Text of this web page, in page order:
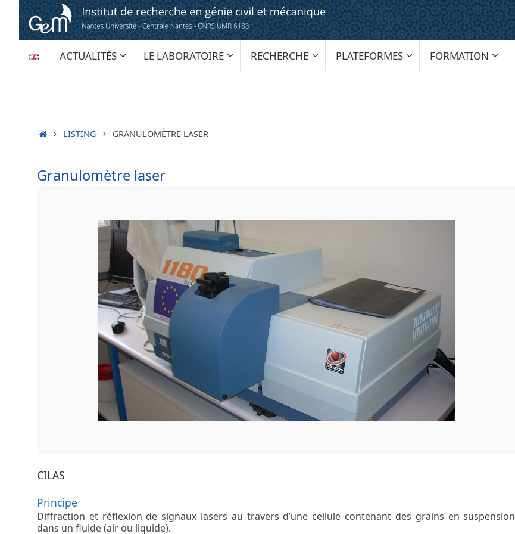
Passer
contenu
AU
CONTENU
ACTUALITÉS LE LABORATOIRE RECHERCHE PLATEFORMES FORMATION
ACCUEIL
LISTING GRANULOMÈTRE LASER
Granulomètre laser
CILAS
Principe
Diffraction et réflexion de signaux lasers au travers d’une cellule contenant des grains en suspension
dans un fluide (air ou liquide).